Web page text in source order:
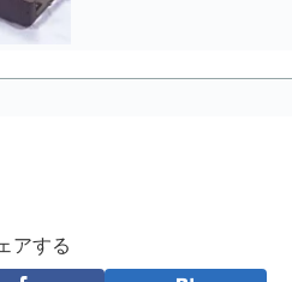
アする